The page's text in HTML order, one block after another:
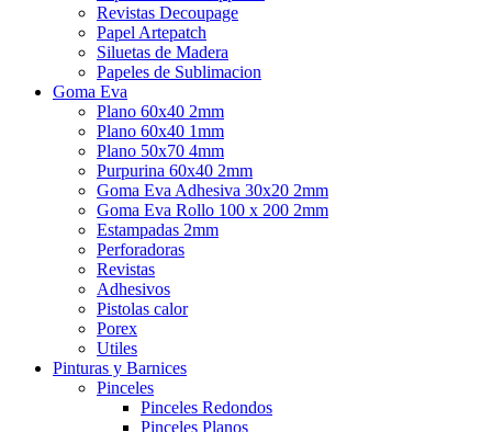
Revistas Decoupage
Papel Artepatch
Siluetas de Madera
Papeles de Sublimacion
Goma Eva
Plano 60x40 2mm
Plano 60x40 1mm
Plano 50x70 4mm
Purpurina 60x40 2mm
Goma Eva Adhesiva 30x20 2mm
Goma Eva Rollo 100 x 200 2mm
Estampadas 2mm
Perforadoras
Revistas
Adhesivos
Pistolas calor
Porex
Utiles
Pinturas y Barnices
Pinceles
Pinceles Redondos
Pinceles Planos